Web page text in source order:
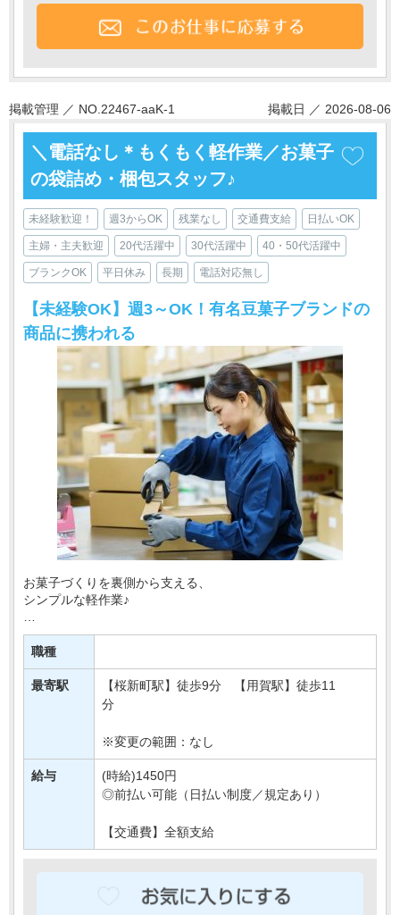
掲載管理 ／ NO.22467-aaK-1 掲載日 ／ 2026-08-06
＼電話なし＊もくもく軽作業／お菓子
の袋詰め・梱包スタッフ♪
未経験歓迎！ 週3からOK 残業なし 交通費支給 日払いOK
主婦・主夫歓迎 20代活躍中 30代活躍中 40・50代活躍中
ブランクOK 平日休み 長期 電話対応無し
【未経験OK】週3～OK！有名豆菓子ブランドの
商品に携われる
お菓子づくりを裏側から支える、
シンプルな軽作業♪
百貨店などで販売されている豆菓子の物流センターで、
袋詰めや梱包などをおまかせします！
＼おすすめPOINT／
☆モクモク作業が好きな方
職種
最寄駅
【桜新町駅】徒歩9分 【用賀駅】徒歩11
分
※変更の範囲：なし
給与
(時給)1450円
◎前払い可能（日払い制度／規定あり）
【交通費】全額支給